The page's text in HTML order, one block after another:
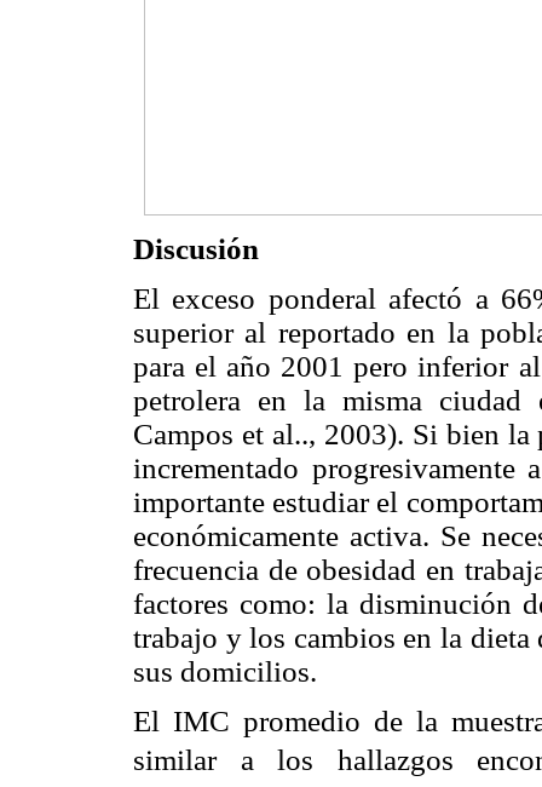
Discusión
El exceso ponderal afectó a
superior al reportado en la
para el año 2001 pero inferior
petrolera en la misma
Campos et al.., 2003). Si bien la
incrementado
importante estudiar el
económicamente activa. Se
frecuencia de obesidad en
factores como: la disminución
trabajo y los cambios en la dieta
sus domicilios.
El IMC promedio de la
similar a los hallazgos